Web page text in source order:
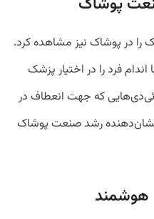
را در پوشاک نیز مشاهده کرد.
فرد را در اختیار پزشک
که جهت انعطاف در
رشد صنعت پوشاک